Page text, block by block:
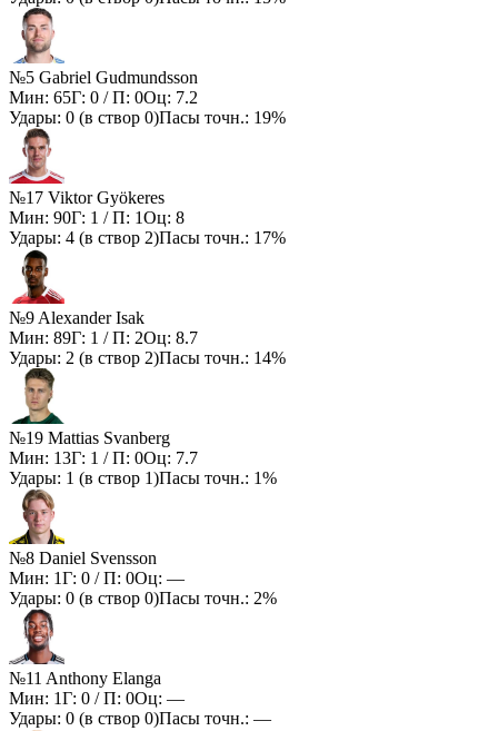
№5 Gabriel Gudmundsson
Мин: 65Г: 0 / П: 0Оц: 7.2
Удары: 0 (в створ 0)Пасы точн.: 19%
№17 Viktor Gyökeres
Мин: 90Г: 1 / П: 1Оц: 8
Удары: 4 (в створ 2)Пасы точн.: 17%
№9 Alexander Isak
Мин: 89Г: 1 / П: 2Оц: 8.7
Удары: 2 (в створ 2)Пасы точн.: 14%
№19 Mattias Svanberg
Мин: 13Г: 1 / П: 0Оц: 7.7
Удары: 1 (в створ 1)Пасы точн.: 1%
№8 Daniel Svensson
Мин: 1Г: 0 / П: 0Оц: —
Удары: 0 (в створ 0)Пасы точн.: 2%
№11 Anthony Elanga
Мин: 1Г: 0 / П: 0Оц: —
Удары: 0 (в створ 0)Пасы точн.: —